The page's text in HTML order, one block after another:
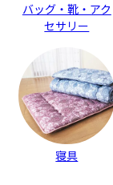
バッグ・靴・アク
セサリー
寝具